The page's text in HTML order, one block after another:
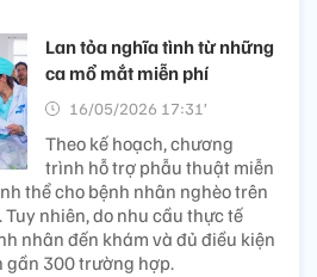
Lan tỏa nghĩa tình từ những
ca mổ mắt miễn phí
16/05/2026 17:31’
Theo kế hoạch, chương
trình hỗ trợ phẫu thuật miễn
thể cho bệnh nhân nghèo trên
nhiên, do nhu cầu thực tế
nhân đến khám và đủ điều kiện
gần 300 trường hợp.